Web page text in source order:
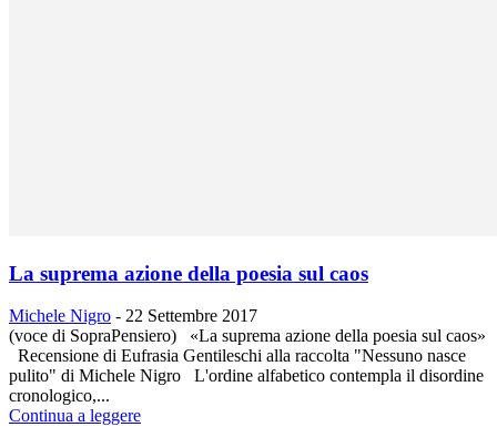
La suprema azione della poesia sul caos
Michele Nigro - 22 Settembre 2017
(voce di SopraPensiero) «La suprema azione della poesia sul caos»
Recensione di Eufrasia Gentileschi alla raccolta "Nessuno nasce
pulito" di Michele Nigro L'ordine alfabetico contempla il disordine
cronologico,...
Continua a leggere